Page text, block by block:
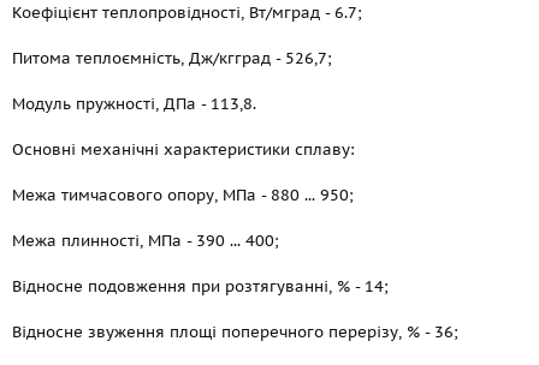
Коефіцієнт теплопровідності, Вт/мград - 6.7;
Питома теплоємність, Дж/кгград - 526,7;
Модуль пружності, ДПа - 113,8.
Основні механічні характеристики сплаву:
Межа тимчасового опору, МПа - 880 ... 950;
Межа плинності, МПа - 390 ... 400;
Відносне подовження при розтягуванні, % - 14;
Відносне звуження площі поперечного перерізу, % - 36;